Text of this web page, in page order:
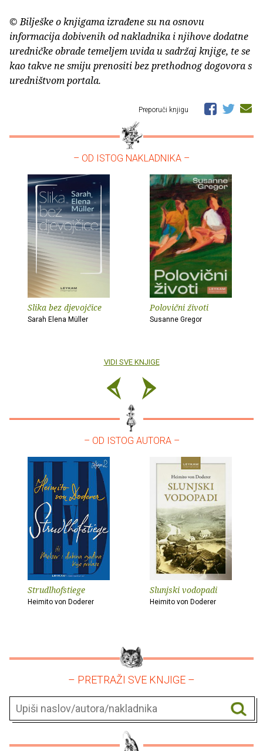
© Bilješke o knjigama izrađene su na osnovu
informacija dobivenih od nakladnika i njihove dodatne
uredničke obrade temeljem uvida u sadržaj knjige, te se
kao takve ne smiju prenositi bez prethodnog dogovora s
uredništvom portala.
Preporuči knjigu
– OD ISTOG NAKLADNIKA –
Slika bez djevojčice
Sarah Elena Müller
Polovični životi
Susanne Gregor
VIDI SVE KNJIGE
– OD ISTOG AUTORA –
Strudlhofstiege
Heimito von Doderer
Slunjski vodopadi
Heimito von Doderer
– PRETRAŽI SVE KNJIGE –